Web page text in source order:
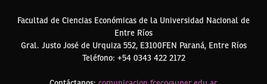
Facultad de Ciencias Económicas de la Universidad Nacional de
Entre Ríos
Gral. Justo José de Urquiza 552, E3100FEN Paraná, Entre Ríos
Teléfono: +54 0343 422 2172